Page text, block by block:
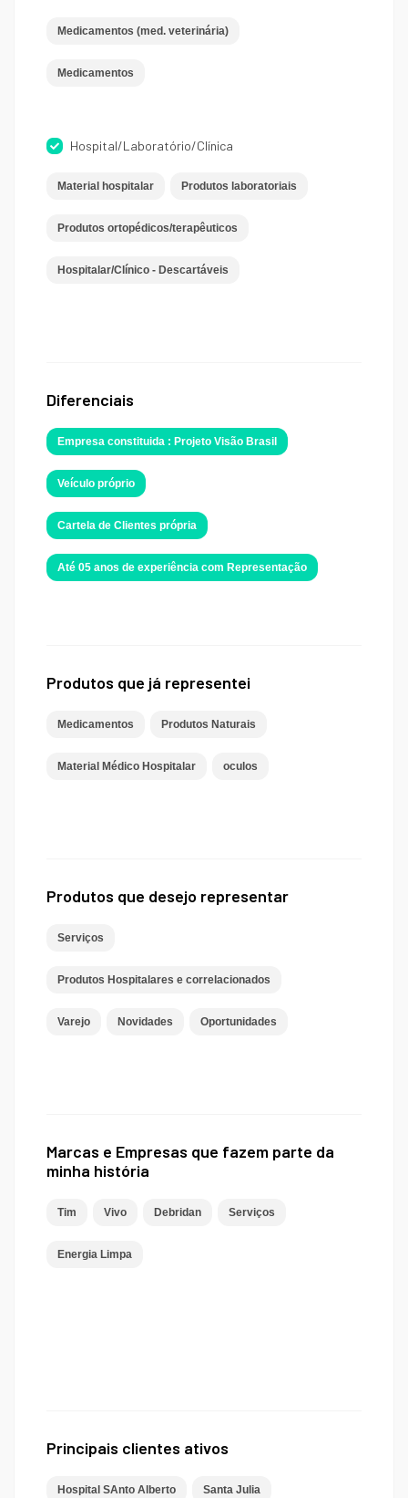
Medicamentos (med. veterinária)
Medicamentos
Hospital/Laboratório/Clínica
Material hospitalar Produtos laboratoriais
Produtos ortopédicos/terapêuticos
Hospitalar/Clínico - Descartáveis
Diferenciais
Empresa constituida : Projeto Visão Brasil
Veículo próprio
Cartela de Clientes própria
Até 05 anos de experiência com Representação
Produtos que já representei
Medicamentos Produtos Naturais
Material Médico Hospitalar oculos
Produtos que desejo representar
Serviços
Produtos Hospitalares e correlacionados
Varejo Novidades Oportunidades
Marcas e Empresas que fazem parte da
minha história
Tim Vivo Debridan Serviços
Energia Limpa
Principais clientes ativos
Hospital SAnto Alberto Santa Julia